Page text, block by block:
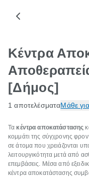
Κέντρα
[Δήμος]
1 αποτελέσματαΜάθε
Τα κέντρα αποκατάστασης
κομμάτι της σύγχρονης
σε άτομα που χρειάζονται
λειτουργικότητα μετά από
επεμβάσεις. Μέσα από
κέντρα αποκατάστασης